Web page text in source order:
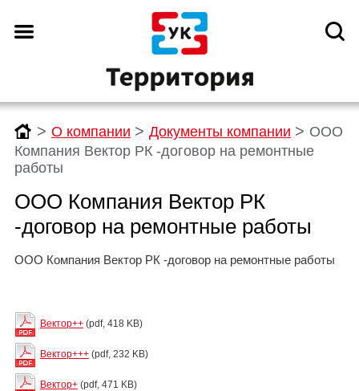
> О компании > Документы компании > ООО
Компания Вектор РК -договор на ремонтные
работы
ООО Компания Вектор РК
-договор на ремонтные работы
ООО Компания Вектор РК -договор на ремонтные работы
Вектор++ (pdf, 418 KB)
Вектор+++ (pdf, 232 KB)
Вектор+ (pdf, 471 KB)